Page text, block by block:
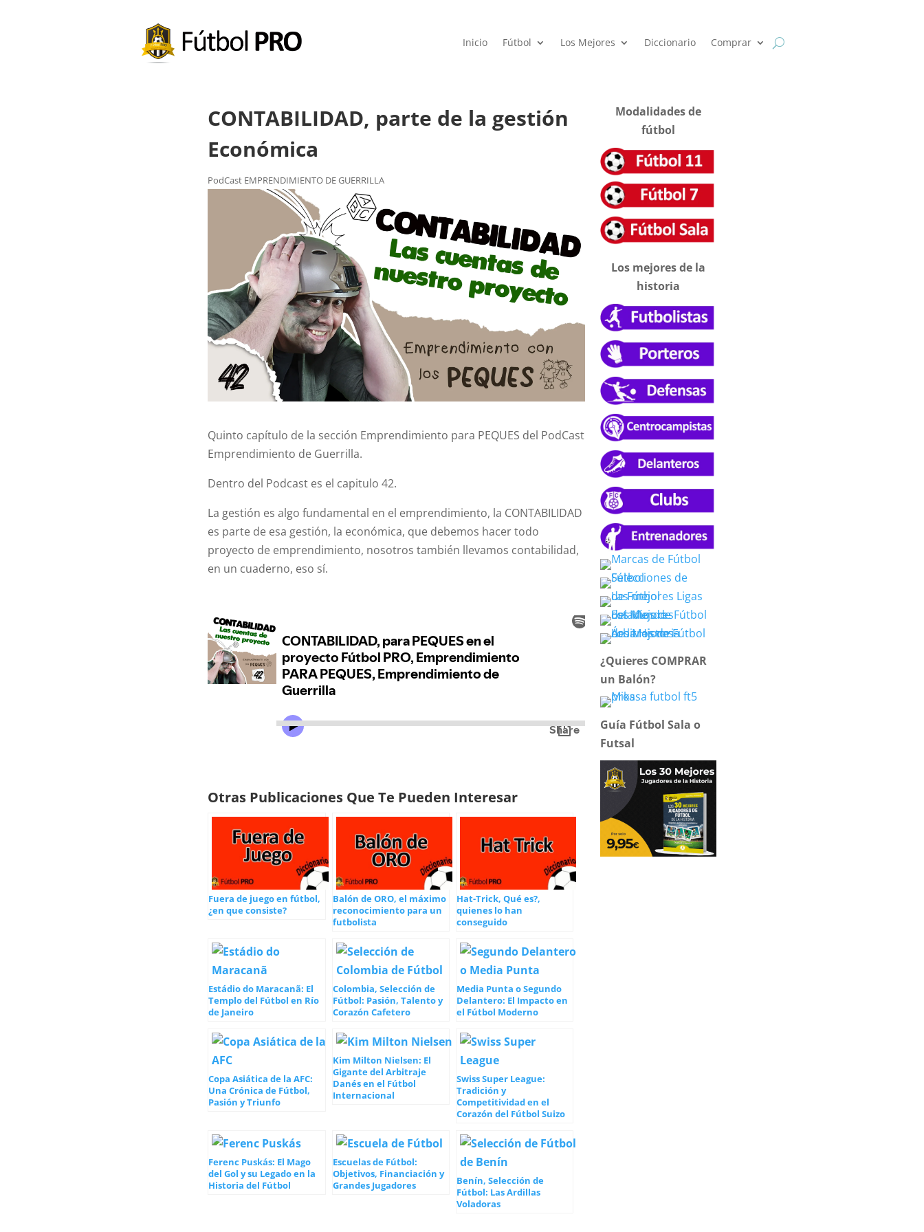
Inicio Fútbol Los Mejores Diccionario Comprar
CONTABILIDAD, parte de la gestión
Económica
PodCast EMPRENDIMIENTO DE GUERRILLA
Quinto capítulo de la sección Emprendimiento para PEQUES del PodCast
Emprendimiento de Guerrilla.
Dentro del Podcast es el capitulo 42.
La gestión es algo fundamental en el emprendimiento, la CONTABILIDAD
es parte de esa gestión, la económica, que debemos hacer todo
proyecto de emprendimiento, nosotros también llevamos contabilidad,
en un cuaderno, eso sí.
Otras Publicaciones Que Te Pueden Interesar
Fuera de juego en fútbol,
¿en que consiste?
Balón de ORO, el máximo
reconocimiento para un
futbolista
Hat-Trick, Qué es?,
quienes lo han
conseguido
Estádio do Maracanã: El
Templo del Fútbol en Río
de Janeiro
Colombia, Selección de
Fútbol: Pasión, Talento y
Corazón Cafetero
Media Punta o Segundo
Delantero: El Impacto en
el Fútbol Moderno
Copa Asiática de la AFC:
Una Crónica de Fútbol,
Pasión y Triunfo
Kim Milton Nielsen: El
Gigante del Arbitraje
Danés en el Fútbol
Internacional
Swiss Super League:
Tradición y
Competitividad en el
Corazón del Fútbol Suizo
Ferenc Puskás: El Mago
del Gol y su Legado en la
Historia del Fútbol
Escuelas de Fútbol:
Objetivos, Financiación y
Grandes Jugadores
Benín, Selección de
Fútbol: Las Ardillas
Voladoras
Modalidades de
fútbol
Los mejores de la
historia
¿Quieres COMPRAR
un Balón?
Guía Fútbol Sala o
Futsal